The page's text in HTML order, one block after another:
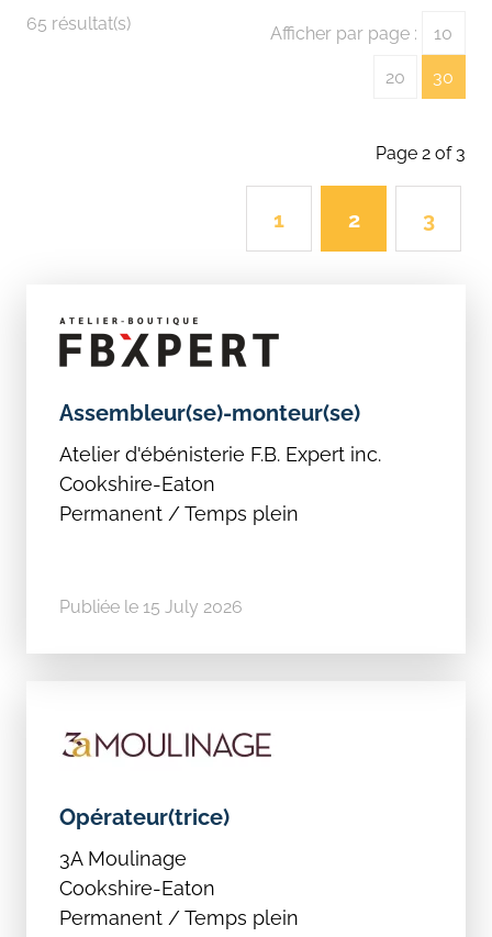
65 résultat(s) Afficher par page : 10
20 30
Page 2 of 3
1 2 3
Assembleur(se)-monteur(se)
Atelier d'ébénisterie F.B. Expert inc.
Cookshire-Eaton
Permanent / Temps plein
Publiée le 15 July 2026
Opérateur(trice)
3A Moulinage
Cookshire-Eaton
Permanent / Temps plein